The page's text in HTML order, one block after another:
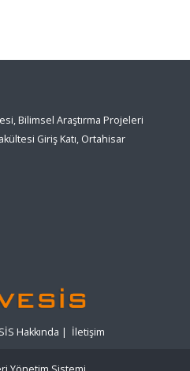
Bilimsel Araştırma Projeleri
Giriş Katı, Ortahisar
Hakkında | İletişim